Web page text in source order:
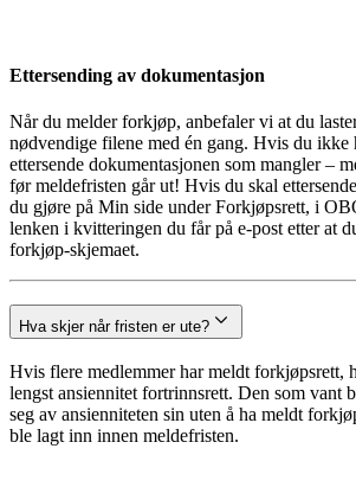
Ettersending av dokumentasjon
Når du melder forkjøp, anbefaler vi at du
nødvendige filene med én gang. Hvis du ikke
ettersende dokumentasjonen som mangler –
før meldefristen går ut! Hvis du skal
du gjøre på Min side under Forkjøpsrett, i
lenken i kvitteringen du får på e-post etter at
forkjøp-skjemaet.
Hva skjer når fristen er ute?
Hvis flere medlemmer har meldt forkjøpsrett,
lengst ansiennitet fortrinnsrett. Den som vant
seg av ansienniteten sin uten å ha meldt
ble lagt inn innen meldefristen.